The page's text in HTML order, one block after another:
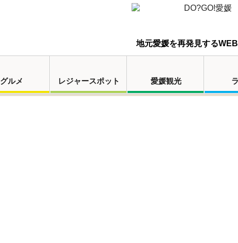
地元愛媛を再発見する
グルメ レジャースポット 愛媛観光